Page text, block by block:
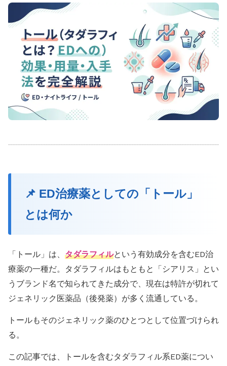
📌 ED治療薬としての「トール」
とは何か
「トール」は、 タダラフィルという有効成分を含むED治
療薬の一種だ。タダラフィルはもともと「シアリス」とい
うブランド名で知られてきた成分で、現在は特許が切れて
ジェネリック医薬品（後発薬）が多く流通している。
トールもそのジェネリック薬のひとつとして位置づけられ
る。
この記事では、トールを含むタダラフィル系ED薬につい